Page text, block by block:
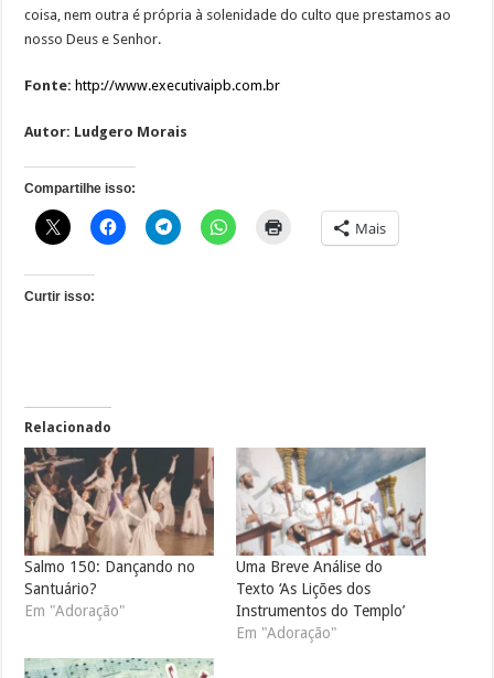
coisa, nem outra é própria à solenidade do culto que prestamos ao
nosso Deus e Senhor.
Fonte: http://www.executivaipb.com.br
Autor: Ludgero Morais
Compartilhe isso:
Mais
Curtir isso:
Relacionado
Salmo 150: Dançando no
Santuário?
Em "Adoração"
Uma Breve Análise do
Texto ‘As Lições dos
Instrumentos do Templo’
Em "Adoração"